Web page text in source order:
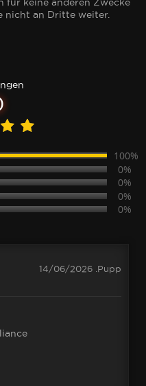
nicht an Dritte weiter.
100%
0%
0%
0%
0%
14/06/2026 .Pupp